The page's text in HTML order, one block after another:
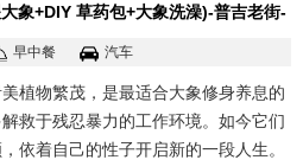
象+DIY 草药包+大象洗澡)-普吉老街-
早中餐 汽车
植物繁茂，是最适合大象修身养息的
救于残忍暴力的工作环境。如今它们
依着自己的性子开启新的一段人生。